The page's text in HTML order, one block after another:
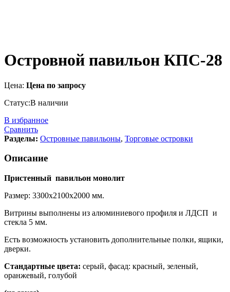
Островной павильон КПС-28
Цена: Цена по запросу
Статус:В наличии
В избранное
Сравнить
Разделы: Островные павильоны, Торговые островки
Описание
Пристенный павильон монолит
Размер: 3300х2100х2000 мм.
Витрины выполнены из алюминиевого профиля и ЛДСП и
стекла 5 мм.
Есть возможность установить дополнительные полки, ящики,
дверки.
Стандартные цвета: серый, фасад: красный, зеленый,
оранжевый, голубой